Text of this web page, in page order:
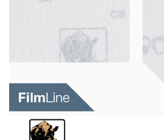
Werkzeug & Maschinen
Reinigen